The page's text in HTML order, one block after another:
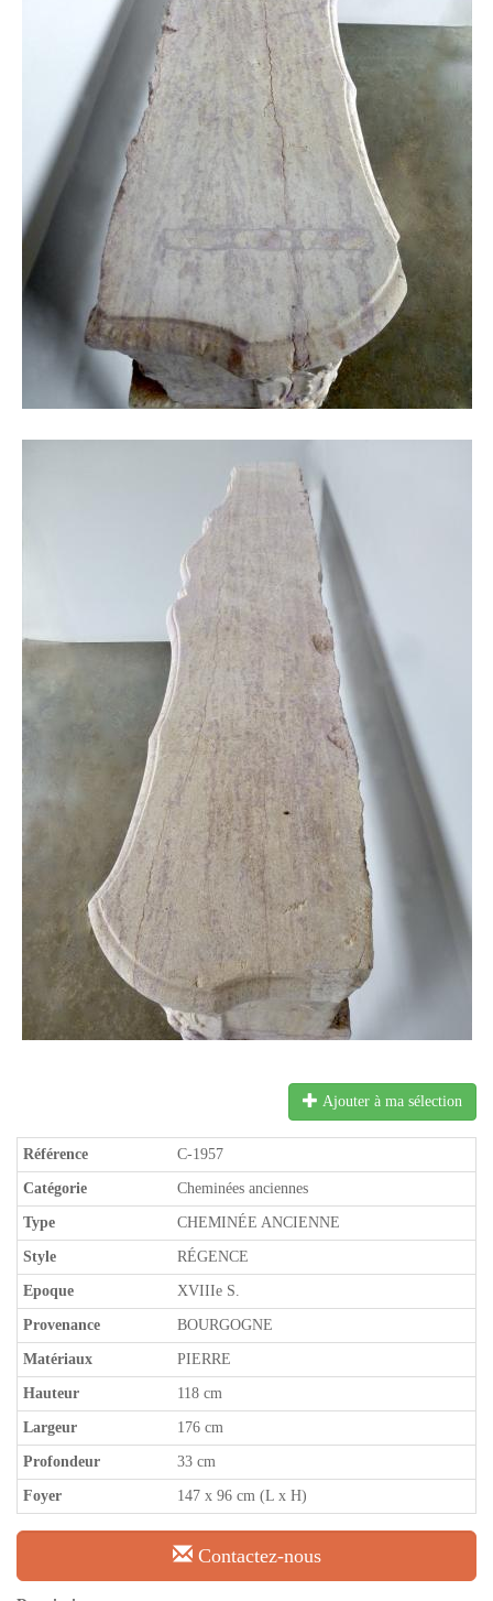
Ajouter à ma sélection
Référence C-1957
Catégorie Cheminées anciennes
Type CHEMINÉE ANCIENNE
Style RÉGENCE
Epoque XVIIIe S.
Provenance BOURGOGNE
Matériaux PIERRE
Hauteur 118 cm
Largeur 176 cm
Profondeur 33 cm
Foyer 147 x 96 cm (L x H)
Contactez-nous